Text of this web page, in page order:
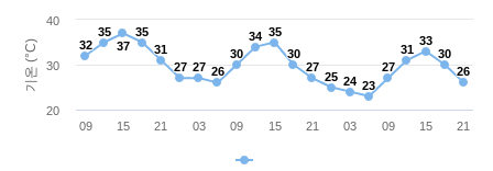
기온 (°C) 32
32
35
35
37
37
35
35
31
31
27
27 27
27 26
26
30
30
34
34 35
35
30
30
27
27
25
25 24
24 23
23
27
27
31
31
33
33
30
30
26
26
09 15 21 03 09 15 21 03 09 15 21
20
30
40